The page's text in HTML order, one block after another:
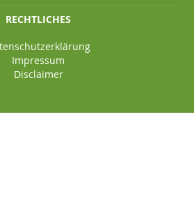
RECHTLICHES
Impressum
Disclaimer